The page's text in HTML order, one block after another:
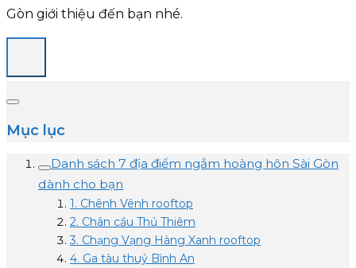
Gòn giới thiệu đến bạn nhé.
Mục lục
Danh sách 7 địa điểm ngắm hoàng hôn Sài Gòn
dành cho bạn
1. Chênh Vênh rooftop
2. Chân cầu Thủ Thiêm
3. Chạng Vạng Hàng Xanh rooftop
4. Ga tàu thuỷ Bình An